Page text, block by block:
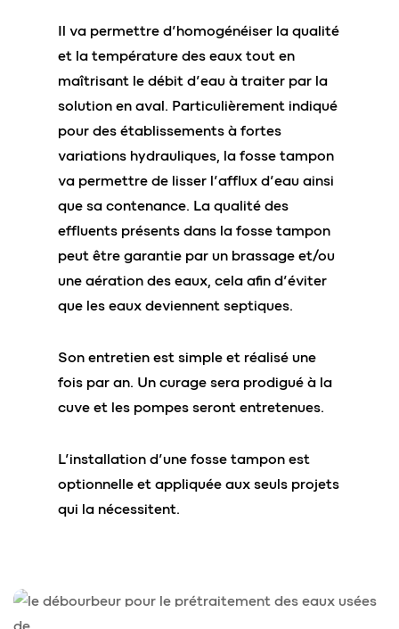
Il va permettre d’homogénéiser la qualité
et la température des eaux tout en
maîtrisant le débit d’eau à traiter par la
solution en aval. Particulièrement indiqué
pour des établissements à fortes
variations hydrauliques, la fosse tampon
va permettre de lisser l’afflux d’eau ainsi
que sa contenance. La qualité des
effluents présents dans la fosse tampon
peut être garantie par un brassage et/ou
une aération des eaux, cela afin d’éviter
que les eaux deviennent septiques.
Son entretien est simple et réalisé une
fois par an. Un curage sera prodigué à la
cuve et les pompes seront entretenues.
L’installation d’une fosse tampon est
optionnelle et appliquée aux seuls projets
qui la nécessitent.